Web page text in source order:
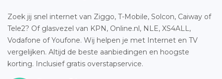
Zoek jij snel internet van Ziggo, T-Mobile, Solcon, Caiway of
Tele2? Of glasvezel van KPN, Online.nl, NLE, XS4ALL,
Vodafone of Youfone. Wij helpen je met Internet en TV
vergelijken. Altijd de beste aanbiedingen en hoogste
korting. Inclusief gratis overstapservice.